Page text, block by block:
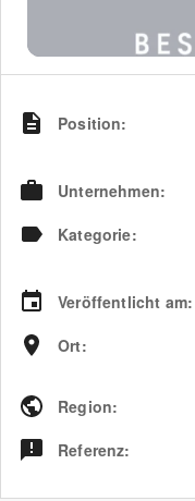
Position:
Unternehmen:
Kategorie:
Veröffentlicht am:
Ort:
Region:
Referenz: